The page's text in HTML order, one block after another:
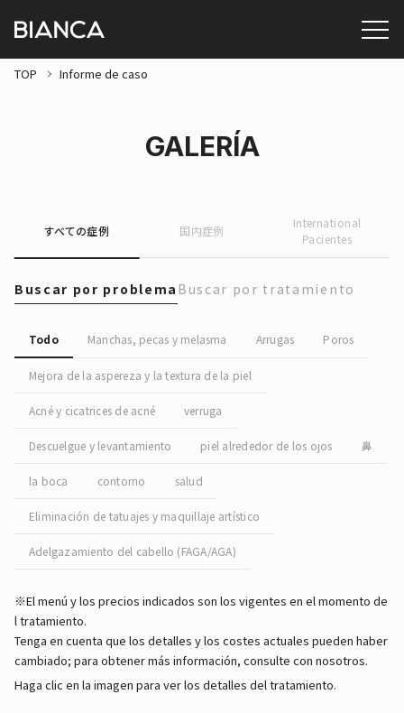
TOP Informe de caso
GALERÍA
すべての症例 国内症例
International
Pacientes
Buscar por problema Buscar por tratamiento
Todo Manchas, pecas y melasma Arrugas Poros
Mejora de la aspereza y la textura de la piel
Acné y cicatrices de acné verruga
Descuelgue y levantamiento piel alrededor de los ojos 鼻
la boca contorno salud
Eliminación de tatuajes y maquillaje artístico
Adelgazamiento del cabello (FAGA/AGA)
※El menú y los precios indicados son los vigentes en el momento de
l tratamiento.
Tenga en cuenta que los detalles y los costes actuales pueden haber
cambiado; para obtener más información, consulte con nosotros.
Haga clic en la imagen para ver los detalles del tratamiento.